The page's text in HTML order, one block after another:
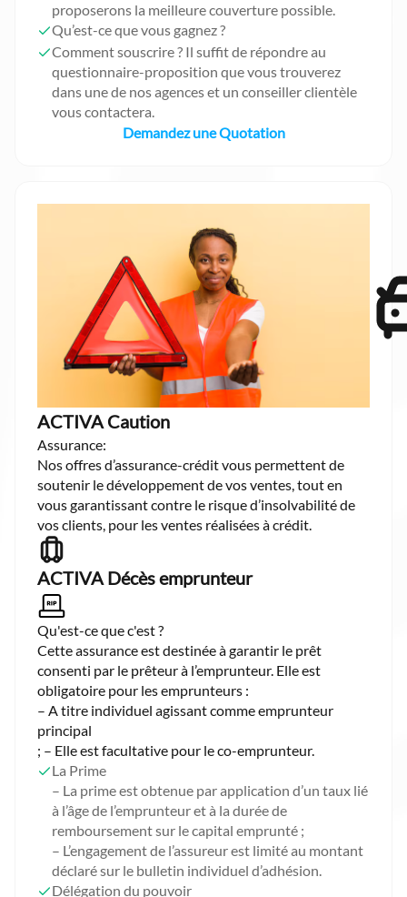
proposerons la meilleure couverture possible.
Qu’est-ce que vous gagnez ?
Comment souscrire ? Il suffit de répondre au
questionnaire-proposition que vous trouverez
dans une de nos agences et un conseiller clientèle
vous contactera.
Demandez une Quotation
ACTIVA Caution
Assurance:
Nos offres d’assurance-crédit vous permettent de
soutenir le développement de vos ventes, tout en
vous garantissant contre le risque d’insolvabilité de
vos clients, pour les ventes réalisées à crédit.
ACTIVA Décès emprunteur
Qu'est-ce que c'est ?
Cette assurance est destinée à garantir le prêt
consenti par le prêteur à l’emprunteur. Elle est
obligatoire pour les emprunteurs :
– A titre individuel agissant comme emprunteur
principal
; – Elle est facultative pour le co-emprunteur.
La Prime
– La prime est obtenue par application d’un taux lié
à l’âge de l’emprunteur et à la durée de
remboursement sur le capital emprunté ;
– L’engagement de l’assureur est limité au montant
déclaré sur le bulletin individuel d’adhésion.
Délégation du pouvoir